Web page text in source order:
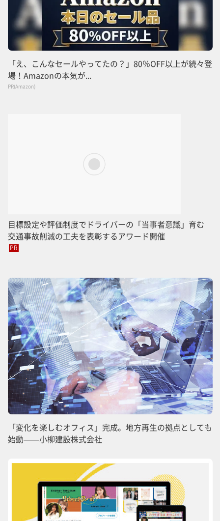
「え、こんなセールやってたの？」80％OFF以上が続々登
場！Amazonの本気が...
PR(Amazon)
目標設定や評価制度でドライバーの「当事者意識」育む
交通事故削減の工夫を表彰するアワード開催
PR
「変化を楽しむオフィス」完成。地方再生の拠点としても
始動——小柳建設株式会社